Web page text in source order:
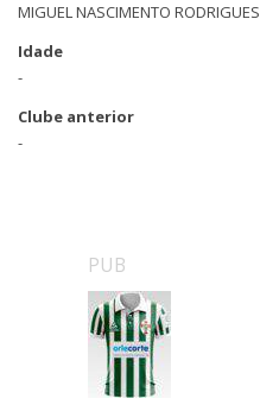
MIGUEL NASCIMENTO RODRIGUES
Idade
-
Clube anterior
-
PUB